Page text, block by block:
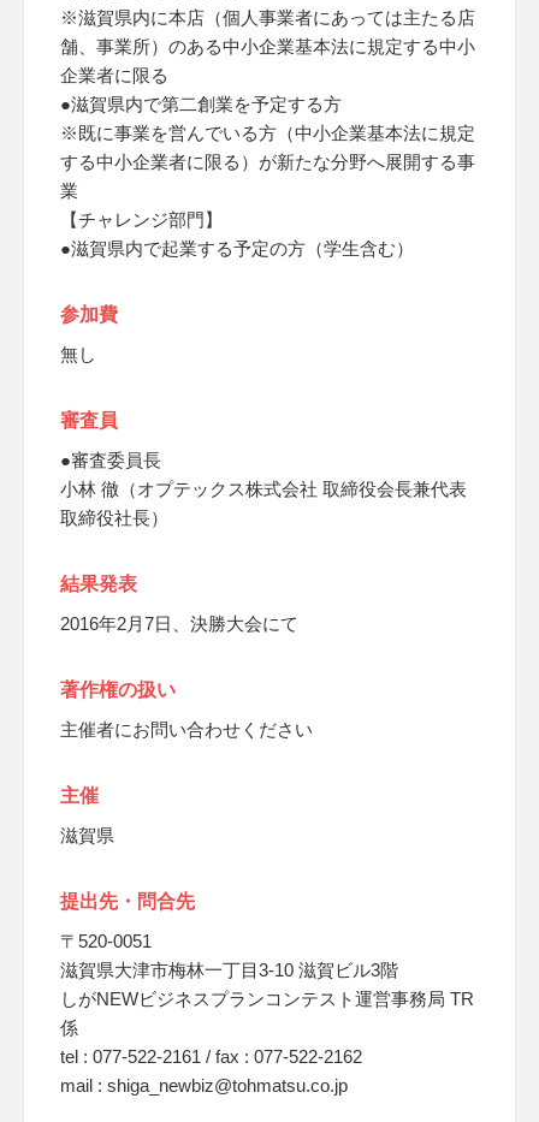
※滋賀県内に本店（個人事業者にあっては主たる店
舗、事業所）のある中小企業基本法に規定する中小
企業者に限る
●滋賀県内で第二創業を予定する方
※既に事業を営んでいる方（中小企業基本法に規定
する中小企業者に限る）が新たな分野へ展開する事
業
【チャレンジ部門】
●滋賀県内で起業する予定の方（学生含む）
参加費
無し
審査員
●審査委員長
小林 徹（オプテックス株式会社 取締役会長兼代表
取締役社長）
結果発表
2016年2月7日、決勝大会にて
著作権の扱い
主催者にお問い合わせください
主催
滋賀県
提出先・問合先
〒520-0051
滋賀県大津市梅林一丁目3-10 滋賀ビル3階
しがNEWビジネスプランコンテスト運営事務局 TR
係
tel : 077-522-2161 / fax : 077-522-2162
mail : shiga_newbiz@tohmatsu.co.jp